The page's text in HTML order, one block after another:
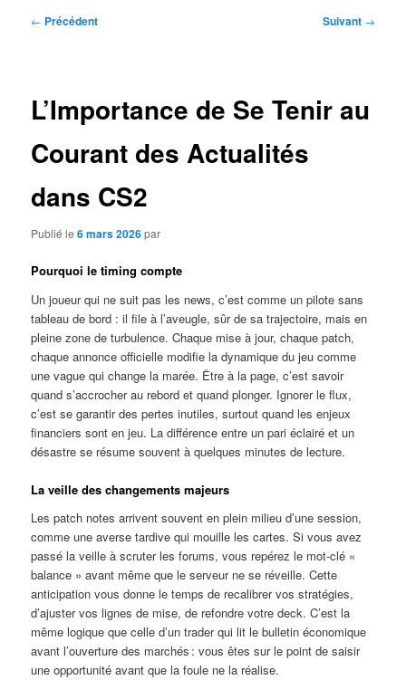
Navigation
← Précédent Suivant →
L’Importance de Se Tenir au
Courant des Actualités
dans CS2
Publié le6 mars 2026par
Pourquoi le timing compte
Un joueur qui ne suit pas les news, c’est comme un pilote sans
tableau de bord : il file à l’aveugle, sûr de sa trajectoire, mais en
pleine zone de turbulence. Chaque mise à jour, chaque patch,
chaque annonce officielle modifie la dynamique du jeu comme
une vague qui change la marée. Être à la page, c’est savoir
quand s’accrocher au rebord et quand plonger. Ignorer le flux,
c’est se garantir des pertes inutiles, surtout quand les enjeux
financiers sont en jeu. La différence entre un pari éclairé et un
désastre se résume souvent à quelques minutes de lecture.
La veille des changements majeurs
Les patch notes arrivent souvent en plein milieu d’une session,
comme une averse tardive qui mouille les cartes. Si vous avez
passé la veille à scruter les forums, vous repérez le mot-clé «
balance » avant même que le serveur ne se réveille. Cette
anticipation vous donne le temps de recalibrer vos stratégies,
d’ajuster vos lignes de mise, de refondre votre deck. C’est la
même logique que celle d’un trader qui lit le bulletin économique
avant l’ouverture des marchés : vous êtes sur le point de saisir
une opportunité avant que la foule ne la réalise.